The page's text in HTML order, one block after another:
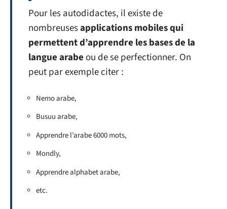
Pour les autodidactes, il existe de
nombreusesapplications mobiles qui
permettent d’apprendre les bases de la
langue arabe ou de se perfectionner. On
peut par exemple citer :
Nemo arabe,
Busuu arabe,
Apprendre l’arabe 6000 mots,
Mondly,
Apprendre alphabet arabe,
etc.